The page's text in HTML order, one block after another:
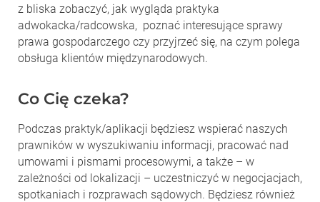
z bliska zobaczyć, jak wygląda praktyka
adwokacka/radcowska, poznać interesujące sprawy
prawa gospodarczego czy przyjrzeć się, na czym polega
obsługa klientów międzynarodowych.
Co Cię czeka?
Podczas praktyk/aplikacji będziesz wspierać naszych
prawników w wyszukiwaniu informacji, pracować nad
umowami i pismami procesowymi, a także – w
zależności od lokalizacji – uczestniczyć w negocjacjach,
spotkaniach i rozprawach sądowych. Będziesz również